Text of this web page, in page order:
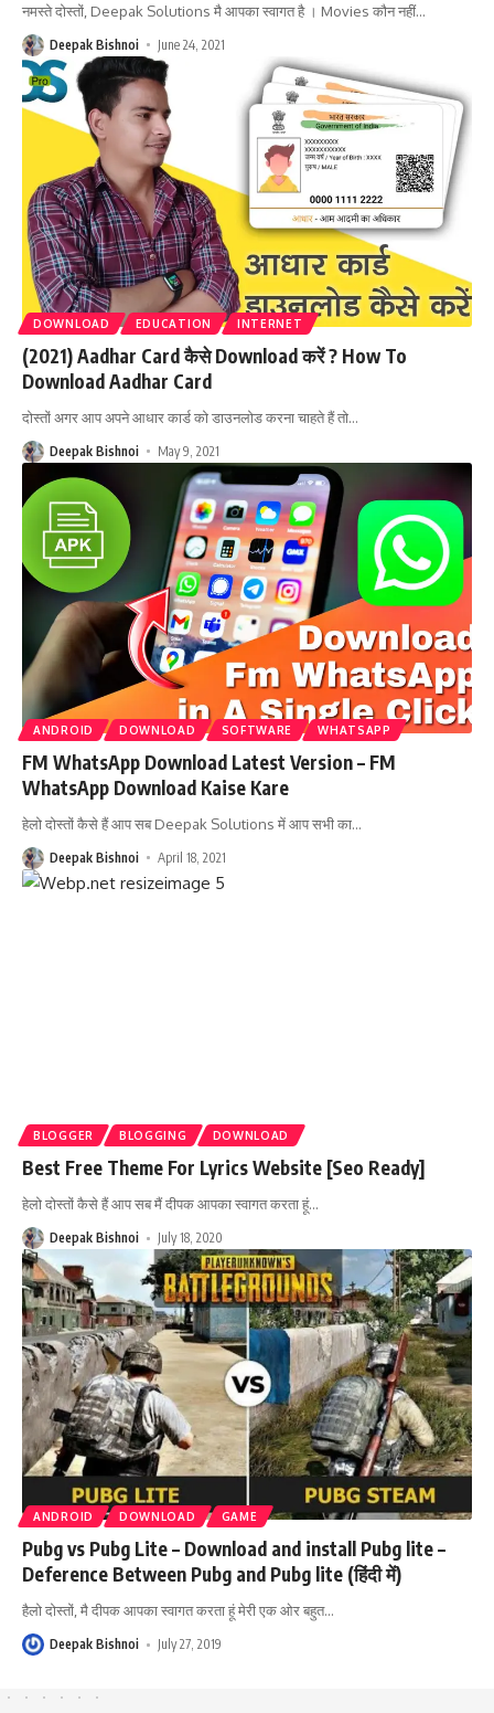
नमस्ते दोस्तों, Deepak Solutions मै आपका स्वागत है । Movies कौन नहीं…
Deepak Bishnoi June 24, 2021
DOWNLOAD EDUCATION INTERNET
(2021) Aadhar Card कैसे Download करें ? How To
Download Aadhar Card
दोस्तों अगर आप अपने आधार कार्ड को डाउनलोड करना चाहते हैं तो…
Deepak Bishnoi May 9, 2021
ANDROID DOWNLOAD SOFTWARE WHATSAPP
FM WhatsApp Download Latest Version – FM
WhatsApp Download Kaise Kare
हेलो दोस्तों कैसे हैं आप सब Deepak Solutions में आप सभी का…
Deepak Bishnoi April 18, 2021
BLOGGER BLOGGING DOWNLOAD
Best Free Theme For Lyrics Website [Seo Ready]
हेलो दोस्तों कैसे हैं आप सब मैं दीपक आपका स्वागत करता हूं…
Deepak Bishnoi July 18, 2020
ANDROID DOWNLOAD GAME
Pubg vs Pubg Lite – Download and install Pubg lite –
Deference Between Pubg and Pubg lite (हिंदी में)
हैलो दोस्तों, मै दीपक आपका स्वागत करता हूं मेरी एक ओर बहुत…
Deepak Bishnoi July 27, 2019